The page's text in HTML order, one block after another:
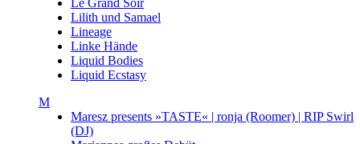
Le Grand Soir
Lilith und Samael
Lineage
Linke Hände
Liquid Bodies
Liquid Ecstasy
M
Maresz presents »TASTE« | ronja (Roomer) | RIP Swirl
(DJ)